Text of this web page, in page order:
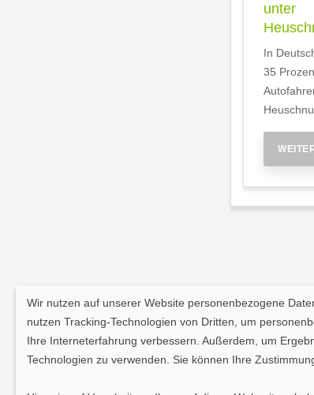
unter
In
35
Wir nutzen auf unserer Website personenbezogene
nutzen Tracking-Technologien von Dritten, um
Ihre Interneterfahrung verbessern. Außerdem, um
Technologien zu verwenden. Sie können Ihre